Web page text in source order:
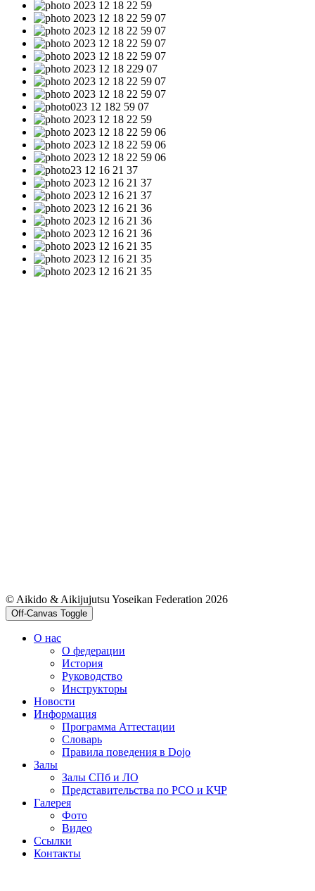
© Aikido & Aikijujutsu Yoseikan Federation 2026
Off-Canvas Toggle
О нас
О федерации
История
Руководство
Инструкторы
Новости
Информация
Программа Аттестации
Словарь
Правила поведения в Dojo
Залы
Залы СПб и ЛО
Представительства по РСО и КЧР
Галерея
Фото
Видео
Ссылки
Контакты